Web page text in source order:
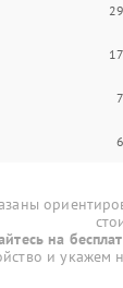
на
и укажем